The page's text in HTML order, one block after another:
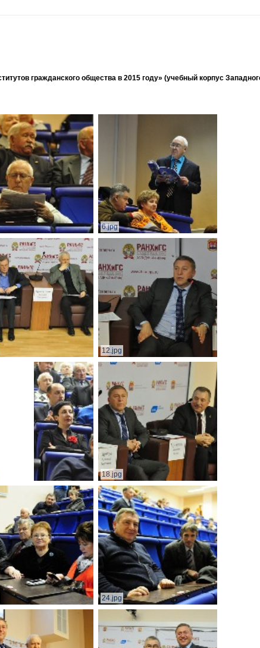
гражданского общества в 2015 году» (учебный корпус
6.jpg
12.jpg
18.jpg
24.jpg